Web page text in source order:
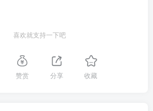
喜欢就支持一下吧
赞赏 分享 收藏